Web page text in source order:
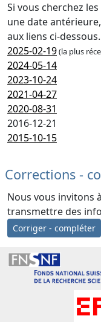
Si vous cherchez
une date
aux liens ci-dessous.
2025-02-19(la plus
2024-05-14
2023-10-24
2021-04-27
2020-08-31
2016-12-21
2015-10-15
Corrections -
Nous vous invitons
transmettre des
Corriger - compléter